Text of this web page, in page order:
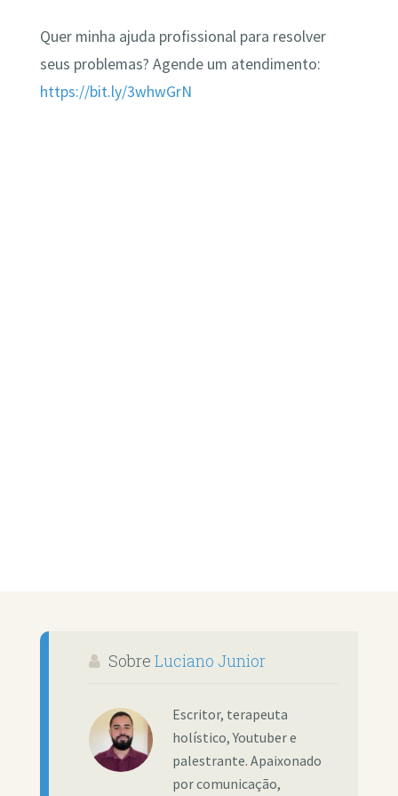
Quer minha ajuda profissional para resolver
seus problemas? Agende um atendimento:
https://bit.ly/3whwGrN
Sobre Luciano Junior
Escritor, terapeuta
holístico, Youtuber e
palestrante. Apaixonado
por comunicação,